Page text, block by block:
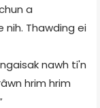
a
Thawding ei
nawh ti'n
hrim hrim